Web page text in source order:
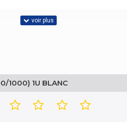
1000) 1U BLANC